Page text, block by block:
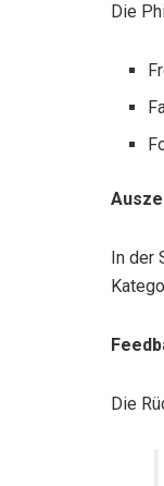
Die
In der
Die